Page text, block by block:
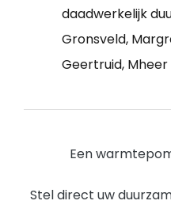
daadwerkelijk
Gronsveld,
Geertruid,
Een
Stel direct uw